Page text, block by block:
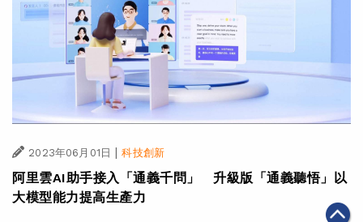
2023年06月01日 | 科技創新
阿里雲AI助手接入「通義千問」 升級版「通義聽悟」以
大模型能力提高生產力